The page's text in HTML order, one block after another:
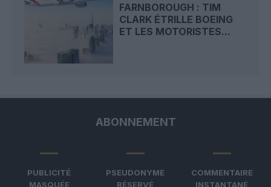
FARNBOROUGH : TIM
CLARK ÉTRILLE BOEING
ET LES MOTORISTES...
ABONNEMENT
PUBLICITÉ
MASQUÉE
PSEUDONYME
RÉSERVÉ
COMMENTAIRE
INSTANTANÉ